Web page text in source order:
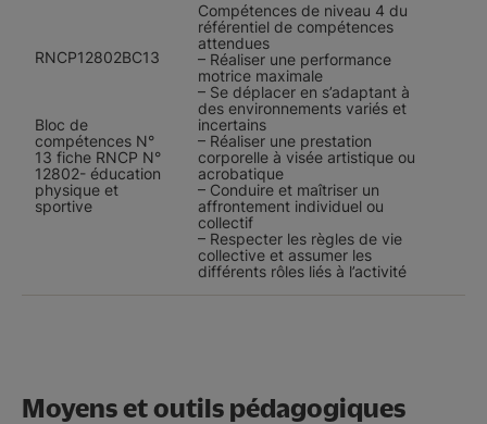
RNCP12802BC13
Bloc de
compétences N°
13 fiche RNCP N°
12802- éducation
physique et
sportive
Compétences de niveau 4 du
référentiel de compétences
attendues
– Réaliser une performance
motrice maximale
– Se déplacer en s’adaptant à
des environnements variés et
incertains
– Réaliser une prestation
corporelle à visée artistique ou
acrobatique
– Conduire et maîtriser un
affrontement individuel ou
collectif
– Respecter les règles de vie
collective et assumer les
différents rôles liés à l’activité
Moyens et outils pédagogiques